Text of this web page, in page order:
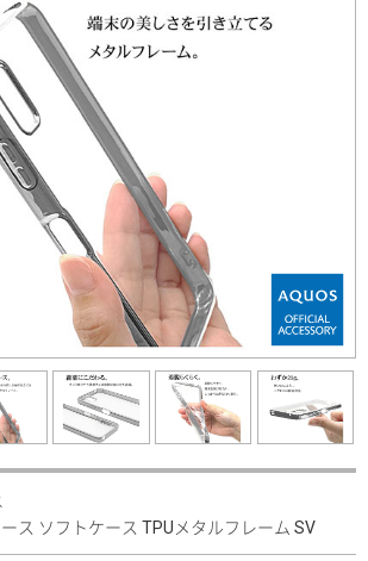
ス ソフトケース TPUメタルフレーム SV